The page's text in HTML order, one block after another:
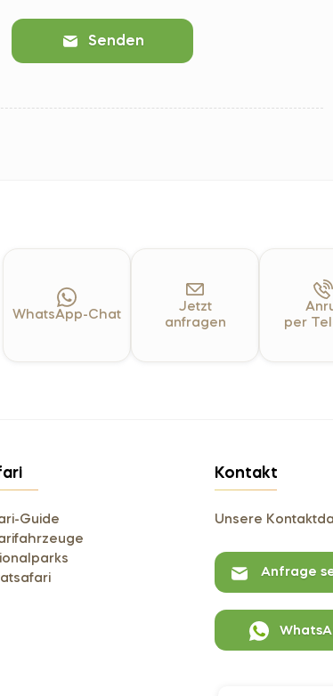
Senden
WhatsApp-Chat
Jetzt
anfragen
per
Guide
Kontakt
Unsere
Anfrage